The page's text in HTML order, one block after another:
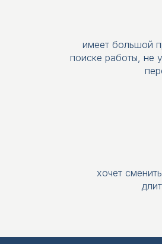
имеет большой
поиске работы, не
хочет